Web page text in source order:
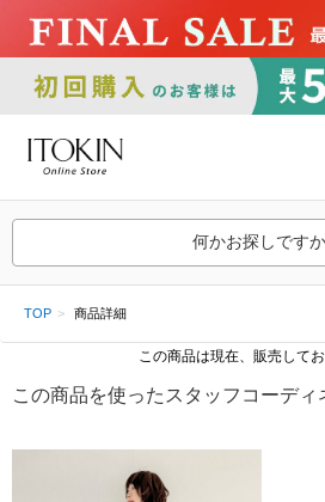
何かお探しです
TOP 商品詳細
この商品は現在、販売してお
この商品を使ったスタッフコーディ